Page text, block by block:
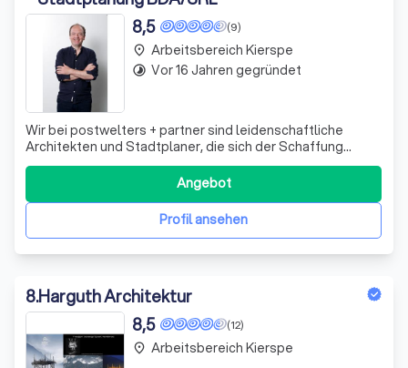
(9)
8,5
Wir bei postwelters + partner sind leidenschaftliche
Architekten und Stadtplaner, die sich der Schaffung
lebenswerter Räume verschrieben haben. Seit unserer
Gründung im Jahr 1990 entwickeln wir innovative
Konzepte, die sowohl öffentliche als auch private
Gebäude, Quartiere und Freiräume umfassen. Un
Profil ansehen
Angebot
place Arbeitsbereich Kierspe
timelapse Vor 16 Jahren gegründet
8.Harguth Architektur
(12)
8,5
place Arbeitsbereich Kierspe